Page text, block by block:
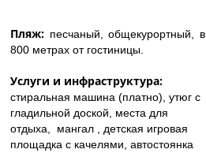
Пляж: песчаный, общекурортный, в
800 метрах от гостиницы.
Услуги и инфраструктура:
стиральная машина (платно), утюг с
гладильной доской, места для
отдыха, мангал , детская игровая
площадка с качелями, автостоянка